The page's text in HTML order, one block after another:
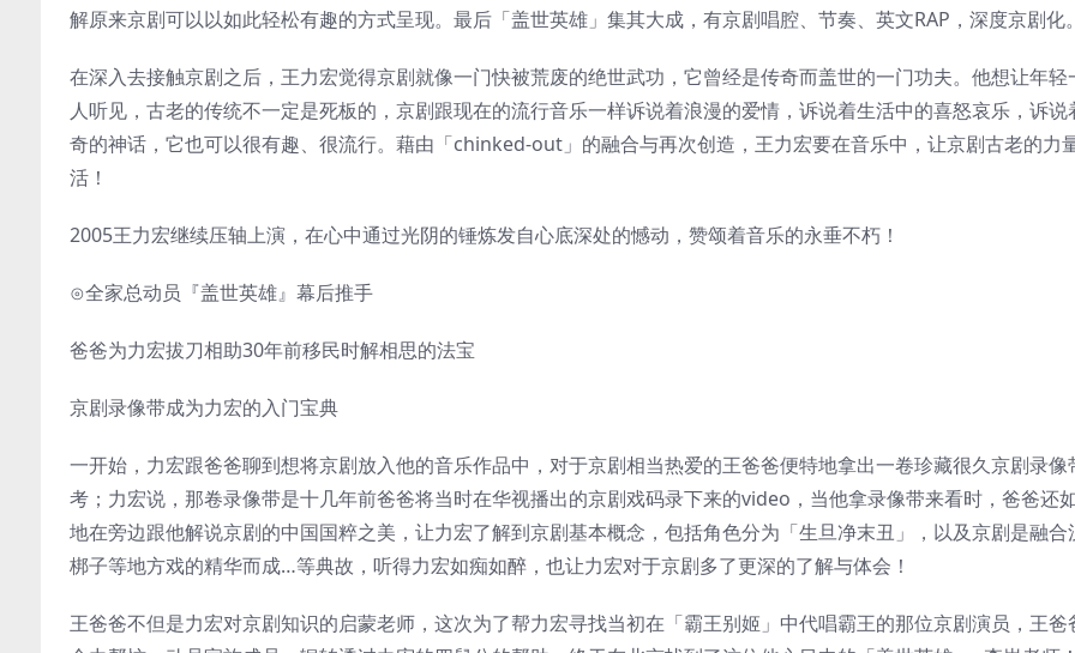
解原来京剧可以以如此轻松有趣的方式呈现。最后「盖世英雄」集其大成，有京剧唱腔、节奏、英文RAP，深度京剧化
在深入去接触京剧之后，王力宏觉得京剧就像一门快被荒废的绝世武功，它曾经是传奇而盖世的一门功夫。他想让年轻
人听见，古老的传统不一定是死板的，京剧跟现在的流行音乐一样诉说着浪漫的爱情，诉说着生活中的喜怒哀乐，诉说
奇的神话，它也可以很有趣、很流行。藉由「chinked-out」的融合与再次创造，王力宏要在音乐中，让京剧古老的力
活！
2005王力宏继续压轴上演，在心中通过光阴的锤炼发自心底深处的憾动，赞颂着音乐的永垂不朽！
⊙全家总动员『盖世英雄』幕后推手
爸爸为力宏拔刀相助30年前移民时解相思的法宝
京剧录像带成为力宏的入门宝典
一开始，力宏跟爸爸聊到想将京剧放入他的音乐作品中，对于京剧相当热爱的王爸爸便特地拿出一卷珍藏很久京剧录像
考；力宏说，那卷录像带是十几年前爸爸将当时在华视播出的京剧戏码录下来的video，当他拿录像带来看时，爸爸还
地在旁边跟他解说京剧的中国国粹之美，让力宏了解到京剧基本概念，包括角色分为「生旦净末丑」，以及京剧是融合
梆子等地方戏的精华而成…等典故，听得力宏如痴如醉，也让力宏对于京剧多了更深的了解与体会！
王爸爸不但是力宏对京剧知识的启蒙老师，这次为了帮力宏寻找当初在「霸王别姬」中代唱霸王的那位京剧演员，王爸